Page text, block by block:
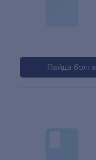
Пайда